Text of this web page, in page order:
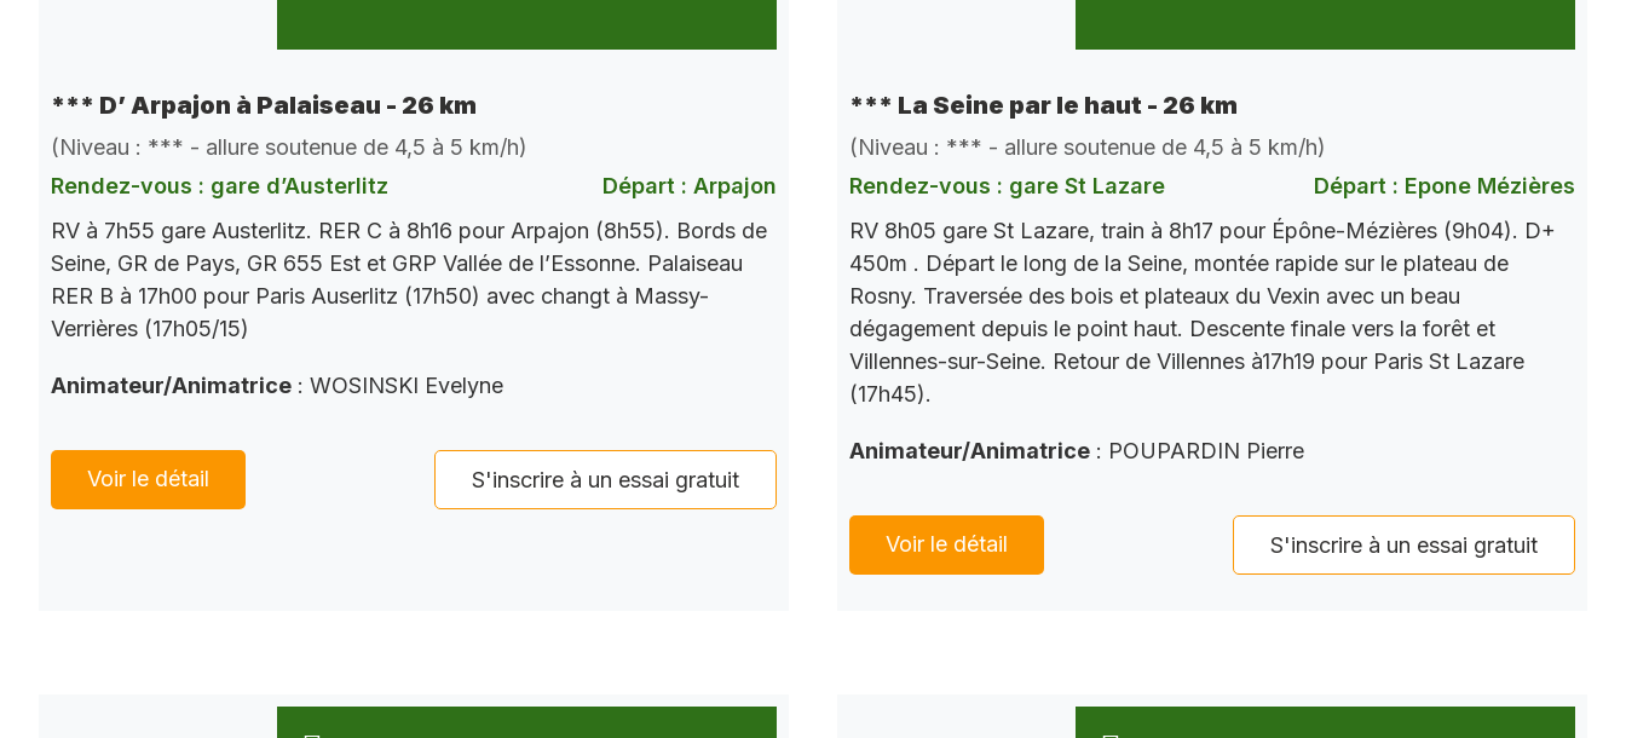
*** D’ Arpajon à Palaiseau - 26 km
(Niveau : *** - allure soutenue de 4,5 à 5 km/h)
Rendez-vous : gare d’Austerlitz
Départ : Arpajon
RV à 7h55 gare Austerlitz. RER C à 8h16 pour Arpajon (8h55). Bords de
Seine, GR de Pays, GR 655 Est et GRP Vallée de l’Essonne. Palaiseau
RER B à 17h00 pour Paris Auserlitz (17h50) avec changt à Massy-
Verrières (17h05/15)
Animateur/Animatrice : WOSINSKI Evelyne
Voir le détail S'inscrire à un essai gratuit
*** La Seine par le haut - 26 km
(Niveau : *** - allure soutenue de 4,5 à 5 km/h)
Rendez-vous : gare St Lazare
Départ : Epone Mézières
RV 8h05 gare St Lazare, train à 8h17 pour Épône-Mézières (9h04). D+
450m . Départ le long de la Seine, montée rapide sur le plateau de
Rosny. Traversée des bois et plateaux du Vexin avec un beau
dégagement depuis le point haut. Descente finale vers la forêt et
Villennes-sur-Seine. Retour de Villennes à17h19 pour Paris St Lazare
(17h45).
Animateur/Animatrice : POUPARDIN Pierre
Voir le détail S'inscrire à un essai gratuit